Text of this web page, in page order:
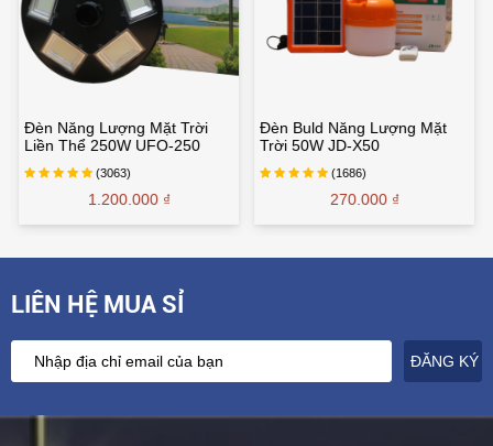
Đèn Năng Lượng Mặt Trời
Liền Thể 250W UFO-250
(3063)
1.200.000 ₫
Đèn Buld Năng Lượng Mặt
Trời 50W JD-X50
(1686)
270.000 ₫
LIÊN HỆ MUA SỈ